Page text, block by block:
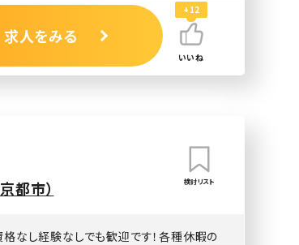
求人をみる
+12
いいね
都市） 検討リスト
なし経験なしでも歓迎です！各種休暇の